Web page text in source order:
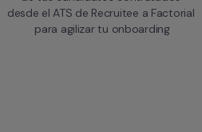
desde el ATS de Recruitee a Factorial
para agilizar tu onboarding